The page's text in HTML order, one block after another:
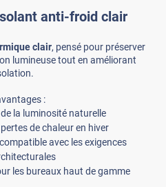
anti-froid clair
clair, pensé pour préserver
lumineuse tout en améliorant
:
la luminosité naturelle
de chaleur en hiver
avec les exigences
les bureaux haut de gamme